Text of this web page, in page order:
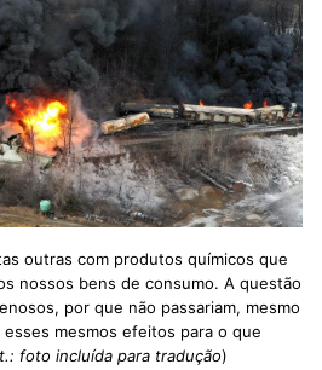
outras com produtos químicos que
nossos bens de consumo. A questão
por que não passariam, mesmo
mesmos efeitos para o que
foto incluída para tradução)